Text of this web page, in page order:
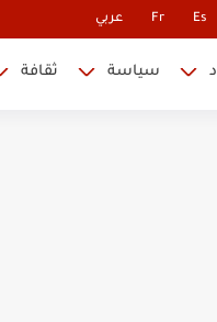
Es
Fr عربي
سياسة ثقافة